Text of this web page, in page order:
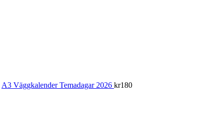
A3 Väggkalender Temadagar 2026 kr180